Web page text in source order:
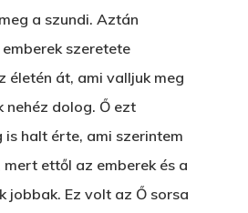
a szundi. Aztán
szeretete
életén át, ami valljuk meg
nehéz dolog. Ő ezt
is halt érte, ami szerintem
ettől az emberek és a
jobbak. Ez volt az Ő sorsa